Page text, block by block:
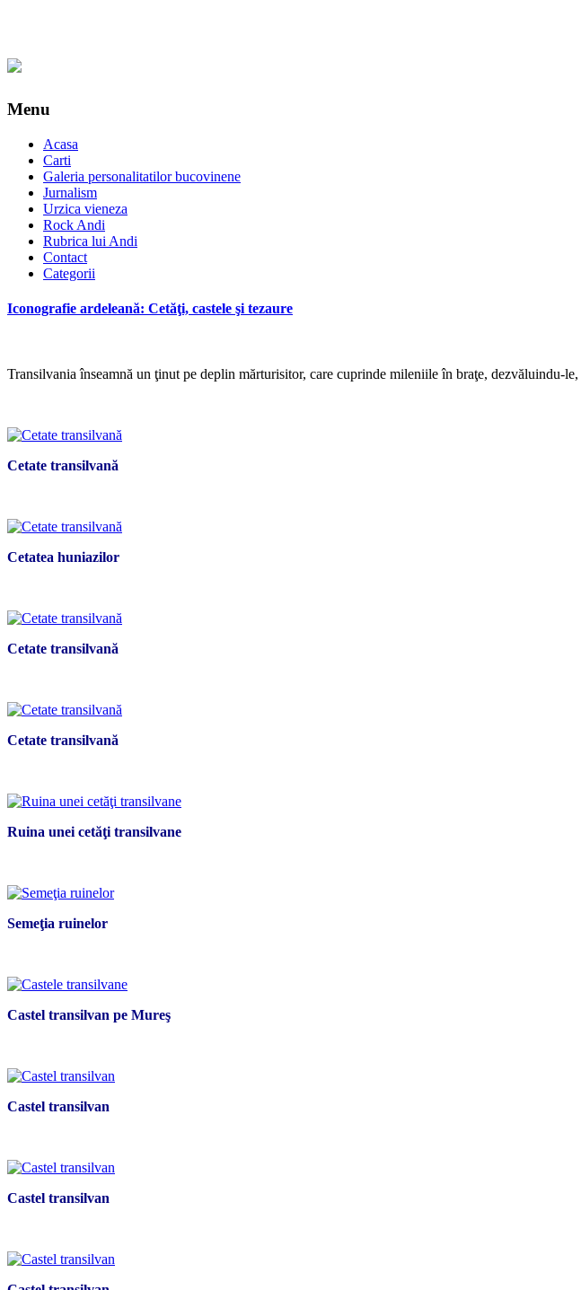
Menu
Acasa
Carti
Galeria personalitatilor bucovinene
Jurnalism
Urzica vieneza
Rock Andi
Rubrica lui Andi
Contact
Categorii
Iconografie ardeleană: Cetăţi, castele şi tezaure
Transilvania înseamnă un ţinut pe deplin mărturisitor, care cuprinde mileniile în braţe, dezvăluindu-
Cetate transilvană
Cetatea huniazilor
Cetate transilvană
Cetate transilvană
Ruina unei cetăţi transilvane
Semeţia ruinelor
Castel transilvan pe Mureş
Castel transilvan
Castel transilvan